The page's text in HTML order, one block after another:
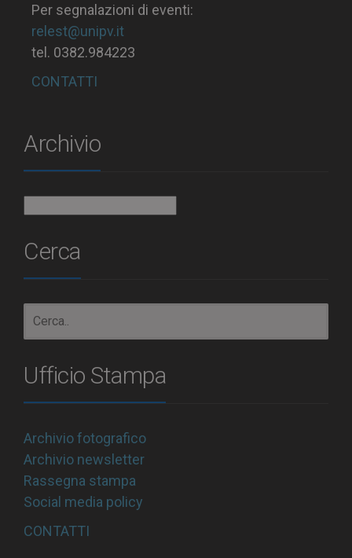
Per segnalazioni di eventi:
relest@unipv.it
tel. 0382.984223
CONTATTI
Archivio
Cerca
Ufficio Stampa
Archivio fotografico
Archivio newsletter
Rassegna stampa
Social media policy
CONTATTI